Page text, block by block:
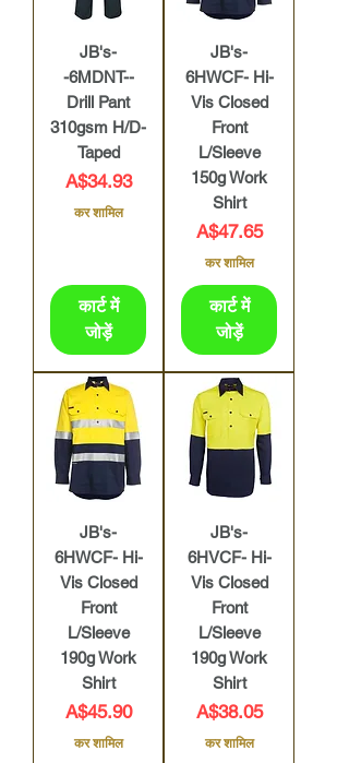
JB's-
-6MDNT--
Drill Pant
310gsm H/D-
Taped
मूल्य
A$34.93
कर शामिल
कार्ट में
जोड़ें
JB's-
6HWCF- Hi-
Vis Closed
Front
L/Sleeve
150g Work
Shirt
मूल्य
A$47.65
कर शामिल
कार्ट में
जोड़ें
JB's-
6HWCF- Hi-
Vis Closed
Front
L/Sleeve
190g Work
Shirt
मूल्य
A$45.90
कर शामिल
JB's-
6HVCF- Hi-
Vis Closed
Front
L/Sleeve
190g Work
Shirt
मूल्य
A$38.05
कर शामिल